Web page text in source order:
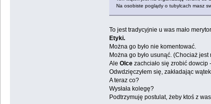
Na osobiste poglądy o tubylcach masz
To jest tradycyjnie u was mało
Etyki.
Można go było nie komentować.
Można go było usunąć. (Chociaż
Ale Olce zachciało się zrobić dowcip
Odwdzięczyłem się, zakładając
A teraz co?
Wysłała kolegę?
Podtrzymuję postulat, żeby ktoś z